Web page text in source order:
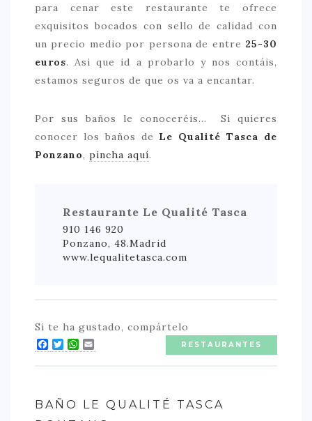
para cenar este restaurante te ofrece
exquisitos bocados con sello de calidad con
un precio medio por persona de entre 25-30
euros. Asi que id a probarlo y nos contáis,
estamos seguros de que os va a encantar.
Por sus baños le conoceréis… Si quieres
conocer los baños de Le Qualité Tasca de
Ponzano, pincha aquí.
Restaurante Le Qualité Tasca
910 146 920
Ponzano, 48.Madrid
www.lequalitetasca.com
Si te ha gustado, compártelo
Facebook
Twitter
WhatsApp RESTAURANTES
BAÑO LE QUALITÉ TASCA